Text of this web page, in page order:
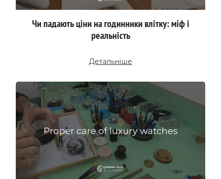
Чи падають ціни на годинники влітку: міф і
реальність
Детальніше